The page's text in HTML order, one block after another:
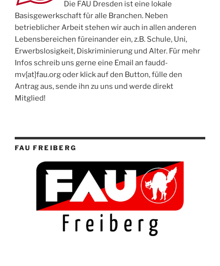
Die FAU Dresden ist eine lokale
Basisgewerkschaft für alle Branchen. Neben
betrieblicher Arbeit stehen wir auch in allen anderen
Lebensbereichen füreinander ein, z.B. Schule, Uni,
Erwerbslosigkeit, Diskriminierung und Alter. Für mehr
Infos schreib uns gerne eine Email an faudd-
mv[at]fau.org oder klick auf den Button, fülle den
Antrag aus, sende ihn zu uns und werde direkt
Mitglied!
FAU FREIBERG